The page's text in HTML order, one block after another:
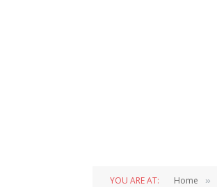
YOU ARE AT: Home »